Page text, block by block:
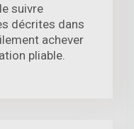
suivre
décrites dans
achever
pliable.